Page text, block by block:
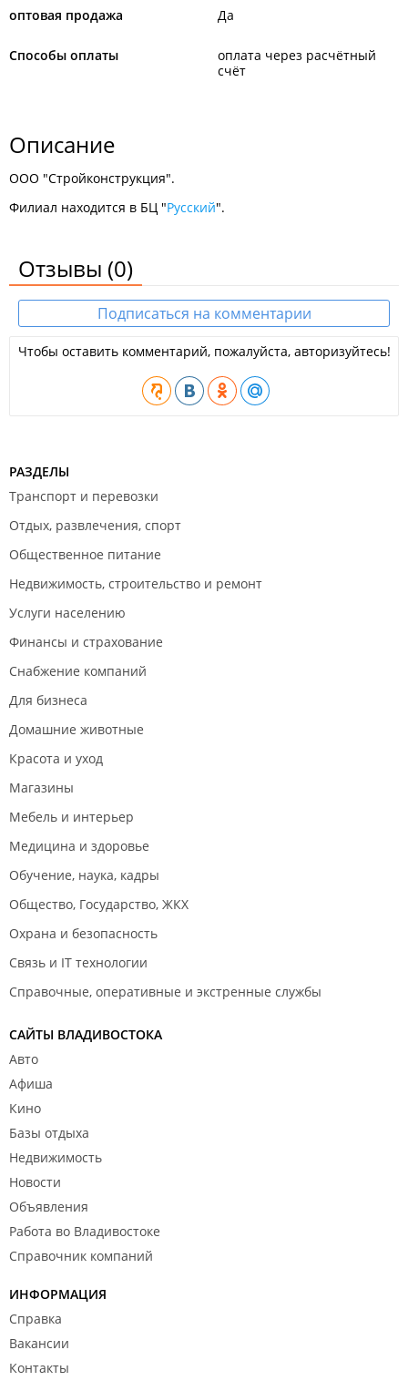
оптовая продажа Да
Способы оплаты
оплата через расчётный
счёт
Описание
ООО "Стройконструкция".
Филиал находится в БЦ "Русский".
Отзывы (0)
Подписаться на комментарии
Чтобы оставить комментарий, пожалуйста, авторизуйтесь!
РАЗДЕЛЫ
Транспорт и перевозки
Отдых, развлечения, спорт
Общественное питание
Недвижимость, строительство и ремонт
Услуги населению
Финансы и страхование
Снабжение компаний
Для бизнеса
Домашние животные
Красота и уход
Магазины
Мебель и интерьер
Медицина и здоровье
Обучение, наука, кадры
Общество, Государство, ЖКХ
Охрана и безопасность
Связь и IT технологии
Справочные, оперативные и экстренные службы
САЙТЫ ВЛАДИВОСТОКА
Авто
Афиша
Кино
Базы отдыха
Недвижимость
Новости
Объявления
Работа во Владивостоке
Справочник компаний
ИНФОРМАЦИЯ
Справка
Вакансии
Контакты